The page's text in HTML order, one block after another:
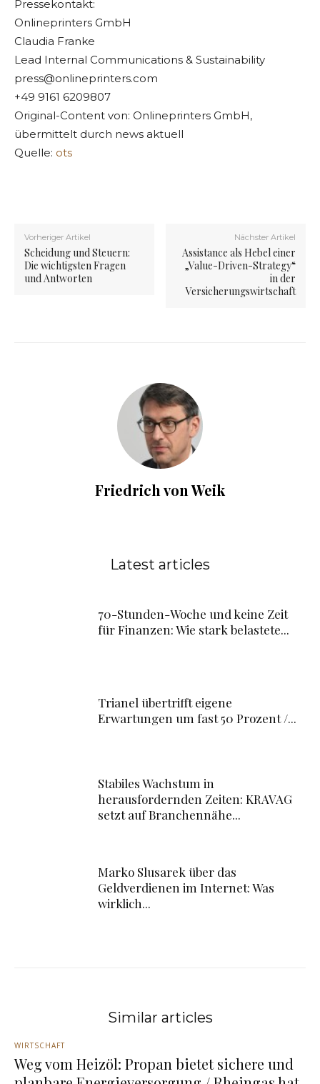
Pressekontakt:
Onlineprinters GmbH
Claudia Franke
Lead Internal Communications & Sustainability
press@onlineprinters.com
+49 9161 6209807
Original-Content von: Onlineprinters GmbH,
übermittelt durch news aktuell
Quelle: ots
Vorheriger Artikel
Scheidung und Steuern:
Die wichtigsten Fragen
und Antworten
Nächster Artikel
Assistance als Hebel einer
„Value-Driven-Strategy“
in der
Versicherungswirtschaft
Friedrich von Weik
Latest articles
70-Stunden-Woche und keine Zeit
für Finanzen: Wie stark belastete...
Trianel übertrifft eigene
Erwartungen um fast 50 Prozent /...
Stabiles Wachstum in
herausfordernden Zeiten: KRAVAG
setzt auf Branchennähe...
Marko Slusarek über das
Geldverdienen im Internet: Was
wirklich...
Similar articles
WIRTSCHAFT
Weg vom Heizöl: Propan bietet sichere und